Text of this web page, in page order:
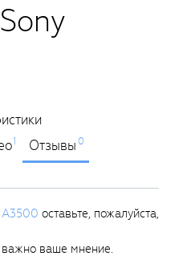
1 Отзывы0
A3500 оставьте, пожалуйста,
ваше мнение.